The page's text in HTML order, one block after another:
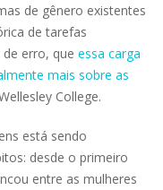
de gênero existentes
de tarefas
erro, que essa carga
mais sobre as
College.
está sendo
desde o primeiro
entre as mulheres